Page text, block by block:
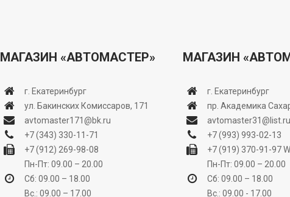
МАГАЗИН «АВТОМАСТЕР»
г. Екатеринбург
ул. Бакинских Комиссаров, 171
avtomaster171@bk.ru
+7 (343) 330-11-71
+7 (912) 269-98-08
Пн-Пт: 09.00 – 20.00
Сб: 09.00 – 18.00
Вс.: 09.00 – 17.00
МАГАЗИН
г. Екатеринбург
пр. Академика
avtomaster31@list.ru
+7 (993) 993-02-13
+7 (919) 370-91-97
Пн-Пт: 09.00 – 20.00
Сб: 09.00 – 18.00
Вс.: 09.00 - 17.00